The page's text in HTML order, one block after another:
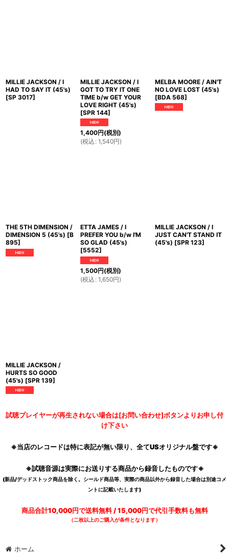
MILLIE JACKSON / I
HAD TO SAY IT (45's)
[SP 3017]
MILLIE JACKSON / I
GOT TO TRY IT ONE
TIME b/w GET YOUR
LOVE RIGHT (45's)
[SPR 144]
1,400円(税別)
(税込 : 1,540円)
MELBA MOORE / AIN'T
NO LOVE LOST (45's)
[BDA 568]
THE 5TH DIMENSION /
DIMENSION 5 (45's) [B
895]
ETTA JAMES / I
PREFER YOU b/w I'M
SO GLAD (45's)
[5552]
1,500円(税別)
(税込 : 1,650円)
MILLIE JACKSON / I
JUST CAN'T STAND IT
(45's) [SPR 123]
MILLIE JACKSON /
HURTS SO GOOD
(45's) [SPR 139]
試聴プレイヤーが再生されない場合は[お問い合わせ]ボタンよりお申し付
け下さい
※当店のレコードは特に表記が無い限り、全てUSオリジナル盤です※
※試聴音源は実際にお送りする商品から録音したものです※
(新品/デッドストック商品を除く。シールド商品等、実際の商品以外から録音した場合は別途コメ
ントに記載いたします)
商品合計10,000円で送料無料 / 15,000円で代引手数料も無料
（二枚以上のご購入が条件となります）
ホーム